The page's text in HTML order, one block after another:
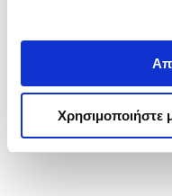
Χρησιμοποιήστε